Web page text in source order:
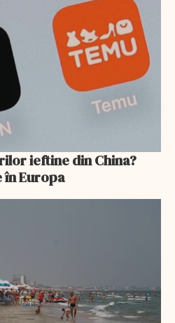
ieftine din China?
în Europa